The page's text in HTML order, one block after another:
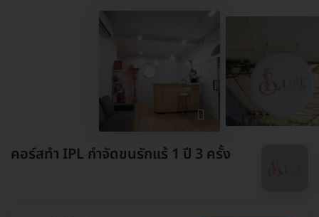
คอร์สทำ IPL กำจัดขนรักแร้ 1 ปี 3 ครั้ง